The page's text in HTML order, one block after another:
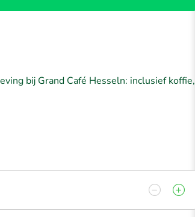
bij Grand Café Hesseln: inclusief koffie,